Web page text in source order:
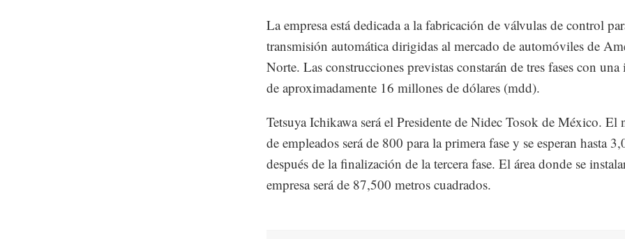
La empresa está dedicada a la fabricación de válvulas de control
transmisión automática dirigidas al mercado de automóviles de
Norte. Las construcciones previstas constarán de tres fases con una
de aproximadamente 16 millones de dólares (mdd).
Tetsuya Ichikawa será el Presidente de Nidec Tosok de México. El
de empleados será de 800 para la primera fase y se esperan hasta
después de la finalización de la tercera fase. El área donde se
empresa será de 87,500 metros cuadrados.